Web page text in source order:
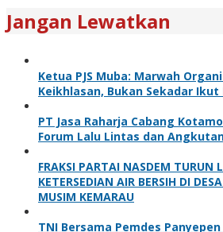
Jangan Lewatkan
Ketua PJS Muba: Marwah
Keikhlasan, Bukan Sekadar Ikut
PT Jasa Raharja Cabang
Forum Lalu Lintas dan Angkutan
FRAKSI PARTAI NASDEM TURUN
KETERSEDIAN AIR BERSIH DI
MUSIM KEMARAU
TNI Bersama Pemdes